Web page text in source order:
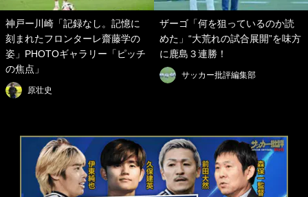
神戸ー川崎「記録なし。記憶に
刻まれたフロンターレ齋藤学の
姿」PHOTOギャラリー「ピッチ
の焦点」
原壮史
ザーゴ「何を狙っているのか読
めた」“大荒れの試合展開”を味方
に鹿島３連勝！
サッカー批評編集部